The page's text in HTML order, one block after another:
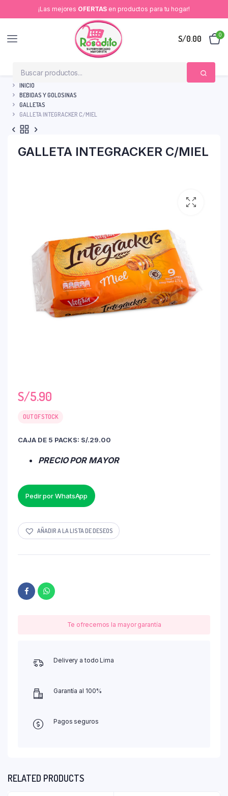
¡Las mejores OFERTAS en productos para tu hogar!
S/0.00 0
INICIO
BEBIDAS Y GOLOSINAS
GALLETAS
GALLETA INTEGRACKER C/MIEL
GALLETA INTEGRACKER C/MIEL
S/5.90
OUT OF STOCK
CAJA DE 5 PACKS: S/.29.00
PRECIO POR MAYOR
Pedir por WhatsApp
AÑADIR A LA LISTA DE DESEOS
Te ofrecemos la mayor garantía
Delivery a todo Lima
Garantía al 100%
Pagos seguros
RELATED PRODUCTS